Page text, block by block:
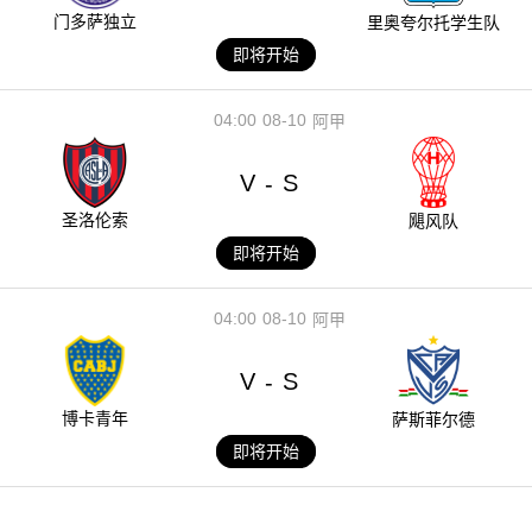
门多萨独立
里奥夸尔托学生队
即将开始
08-10
04:00 阿甲
圣洛伦索
V - S
飓风队
即将开始
08-10
04:00 阿甲
博卡青年
V - S
萨斯菲尔德
即将开始